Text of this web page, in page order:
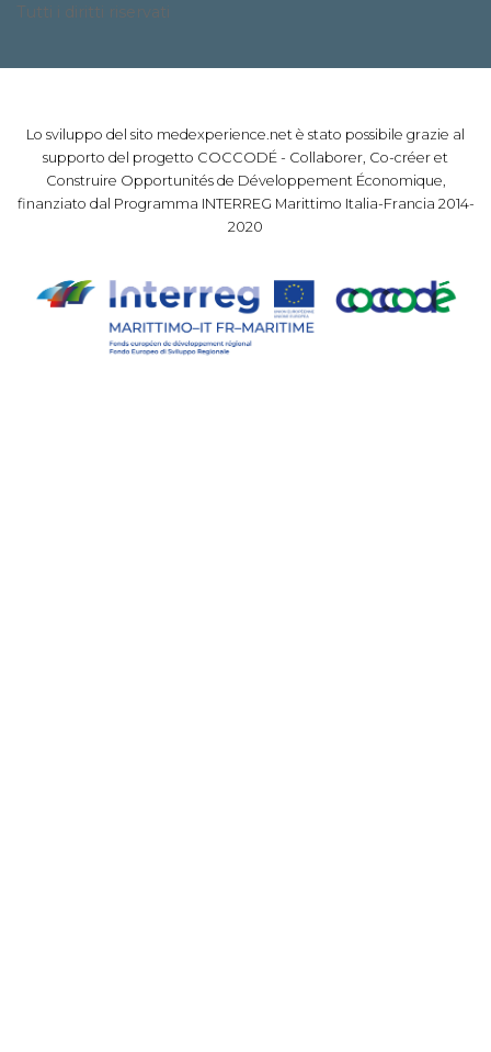
Tutti i diritti riservati
Lo sviluppo del sito medexperience.net è stato possibile grazie al
supporto del progetto COCCODÉ - Collaborer, Co-créer et
Construire Opportunités de Développement Économique,
finanziato dal Programma INTERREG Marittimo Italia-Francia 2014-
2020